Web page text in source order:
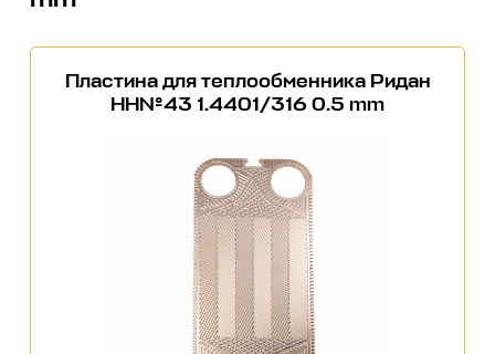
Пластина для теплообменника Ридан
НН№43 1.4401/316 0.5 mm